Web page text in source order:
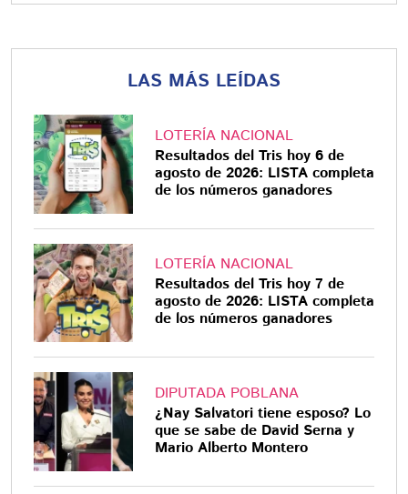
LAS MÁS LEÍDAS
LOTERÍA NACIONAL
Resultados del Tris hoy 6 de
agosto de 2026: LISTA completa
de los números ganadores
LOTERÍA NACIONAL
Resultados del Tris hoy 7 de
agosto de 2026: LISTA completa
de los números ganadores
DIPUTADA POBLANA
¿Nay Salvatori tiene esposo? Lo
que se sabe de David Serna y
Mario Alberto Montero